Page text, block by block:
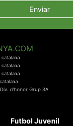
catalana
d'honor Grup 3A
Futbol Juvenil